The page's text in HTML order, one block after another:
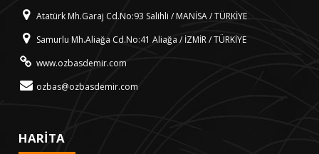
Atatürk Mh.Garaj Cd.No:93 Salihli / MANİSA / TÜRKİYE
Samurlu Mh.Aliağa Cd.No:41 Aliağa / İZMİR / TÜRKİYE
www.ozbasdemir.com
ozbas@ozbasdemir.com
HARİTA